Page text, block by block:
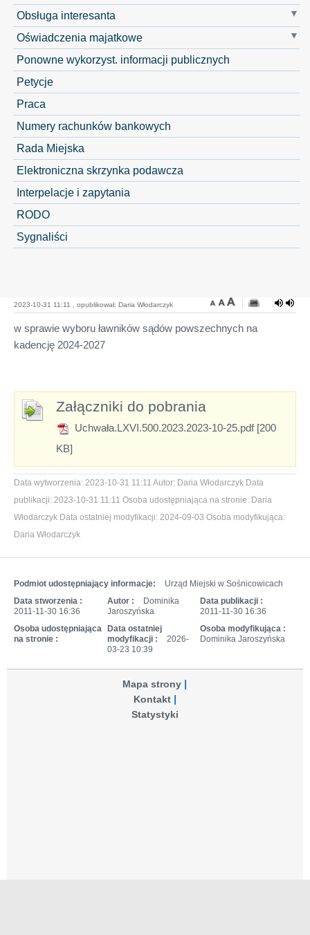
Obsługa interesanta
Oświadczenia majatkowe
Ponowne wykorzyst. informacji publicznych
Petycje
Praca
Numery rachunków bankowych
Rada Miejska
Elektroniczna skrzynka podawcza
Interpelacje i zapytania
RODO
Sygnaliści
2023-10-31 11:11 , opublikował: Daria Włodarczyk
w sprawie wyboru ławników sądów powszechnych na
kadencję 2024-2027
Załączniki do pobrania
Uchwała.LXVI.500.2023.2023-10-25.pdf [200
KB]
Data wytworzenia: 2023-10-31 11:11 Autor: Daria Włodarczyk Data
publikacji: 2023-10-31 11:11 Osoba udostępniająca na stronie: Daria
Włodarczyk Data ostatniej modyfikacji: 2024-09-03 Osoba modyfikująca:
Daria Włodarczyk
Podmiot udostępniający informacje:
Urząd Miejski w Sośnicowicach
Data stworzenia :
2011-11-30 16:36
Autor :
Dominika
Jaroszyńska
Data publikacji :
2011-11-30 16:36
Osoba udostępniająca
na stronie :
Data ostatniej
modyfikacji :
2026-
03-23 10:39
Osoba modyfikująca :
Dominika Jaroszyńska
Mapa strony
Kontakt
Statystyki